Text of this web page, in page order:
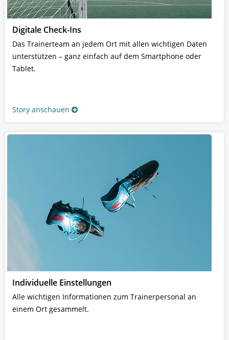
Digitale Check-Ins
Das Trainerteam an jedem Ort mit allen wichtigen Daten
unterstützen – ganz einfach auf dem Smartphone oder
Tablet.
Story anschauen
Individuelle Einstellungen
Alle wichtigen Informationen zum Trainerpersonal an
einem Ort gesammelt.